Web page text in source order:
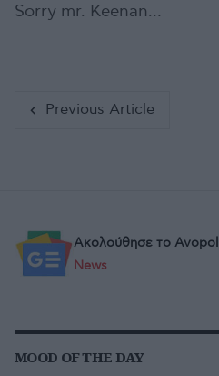
Sorry mr. Keenan…
Ακολούθησε το
News
MOOD OF THE DAY
Previous Article